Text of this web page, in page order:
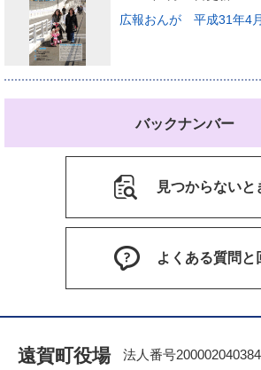
広報おんが 平成31年4
バックナンバー
見つからないと
よくある質問と
遠賀町役場 法人番号